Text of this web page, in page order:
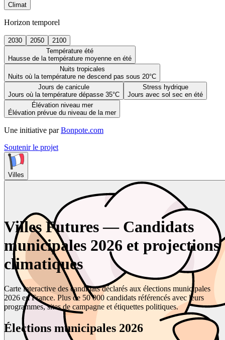
Climat
Horizon temporel
2030 2050
2100
Température été
Hausse de la température moyenne en été
Nuits tropicales
Nuits où la température ne descend pas sous 20°C
Jours de canicule
Jours où la température dépasse 35°C
Stress hydrique
Jours avec sol sec en été
Élévation niveau mer
Élévation prévue du niveau de la mer
Une initiative par Bonpote.com
Soutenir le projet
Villes
Villes Futures — Candidats
municipales 2026 et projections
climatiques
Carte interactive des candidats déclarés aux élections municipales
2026 en France. Plus de 50 000 candidats référencés avec leurs
programmes, sites de campagne et étiquettes politiques.
Élections municipales 2026